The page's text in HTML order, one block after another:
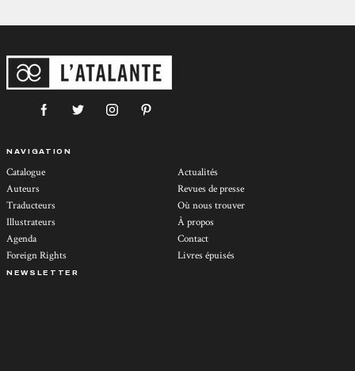
NAVIGATION
Catalogue
Auteurs
Traducteurs
Illustrateurs
Agenda
Foreign Rights
Actualités
Revues de presse
Où nous trouver
À propos
Contact
Livres épuisés
NEWSLETTER